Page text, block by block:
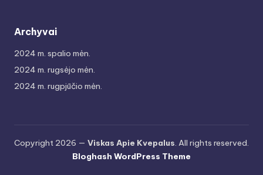
Archyvai
2024 m. spalio mėn.
2024 m. rugsėjo mėn.
2024 m. rugpjūčio mėn.
Copyright 2026 — Viskas Apie Kvepalus. All rights reserved.
Bloghash WordPress Theme